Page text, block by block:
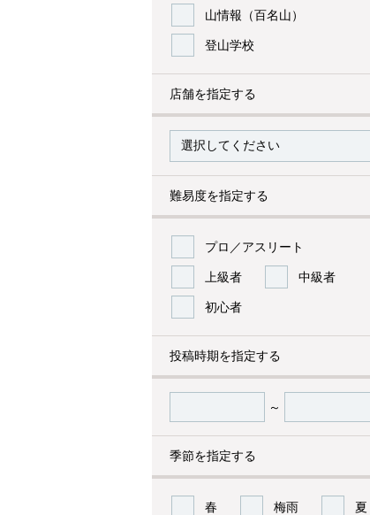
山情報（百名山）
登山学校
店舗を指定する
難易度を指定する
プロ／アスリート
上級者 中級者
初心者
投稿時期を指定する
～
季節を指定する
春 梅雨 夏